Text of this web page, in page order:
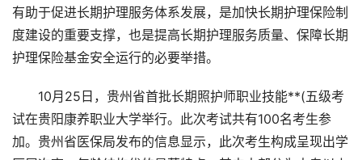
有助于促进长期护理服务体系发展，是加快长期护理保险制
度建设的重要支撑，也是提高长期护理服务质量、保障长期
护理保险基金安全运行的必要举措。
10月25日，贵州省首批长期照护师职业技能**(五级考
试在贵阳康养职业大学举行。此次考试共有100名考生参
加。贵州省医保局发布的信息显示，此次考生构成呈现出学